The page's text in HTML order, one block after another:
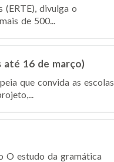
(ERTE), divulga o
de 500...
até 16 de março)
que convida as escolas
O estudo da gramática